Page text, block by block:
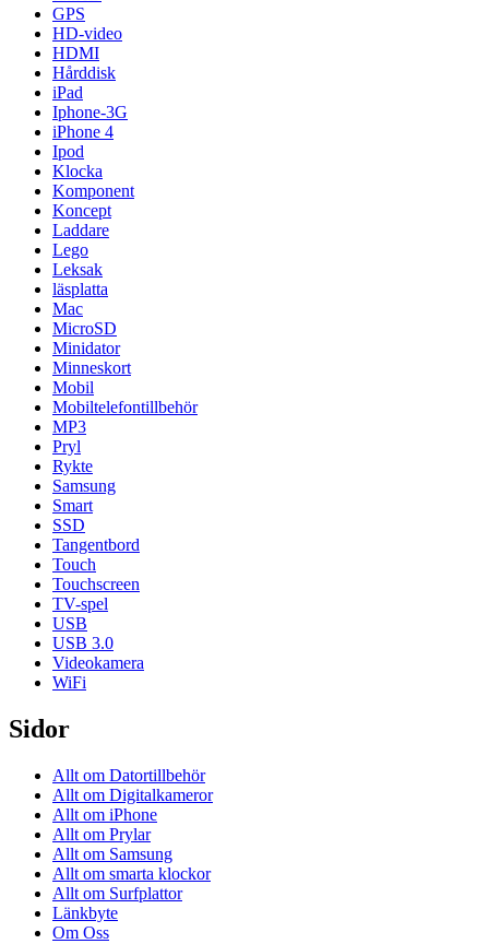
GPS
HD-video
HDMI
Hårddisk
iPad
Iphone-3G
iPhone 4
Ipod
Klocka
Komponent
Koncept
Laddare
Lego
Leksak
läsplatta
Mac
MicroSD
Minidator
Minneskort
Mobil
Mobiltelefontillbehör
MP3
Pryl
Rykte
Samsung
Smart
SSD
Tangentbord
Touch
Touchscreen
TV-spel
USB
USB 3.0
Videokamera
WiFi
Sidor
Allt om Datortillbehör
Allt om Digitalkameror
Allt om iPhone
Allt om Prylar
Allt om Samsung
Allt om smarta klockor
Allt om Surfplattor
Länkbyte
Om Oss